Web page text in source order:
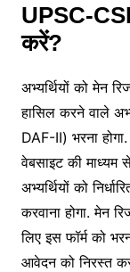
UPSC-
करें?
अभ्यर्थियों को मेन
हासिल करने वाले
DAF-II) भरना
वेबसाइट की
अभ्यर्थियों को
करवाना होगा. मेन
लिए इस फॉर्म को
आवेदन को निरस्त कर